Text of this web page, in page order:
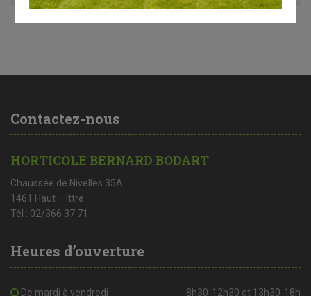
Contactez-nous
HORTICOLE BERNARD BODART
Chaussée de Nivelles 35A
1461 Haut – Ittre
Tél : 02/366 37 71
Heures d’ouverture
De mardi à vendredi 8h30-12h30 et 13h30-18h